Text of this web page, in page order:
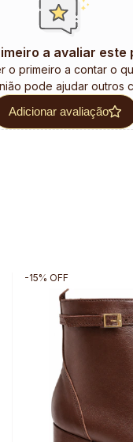
a avaliar este
o primeiro a contar o
pode ajudar outros
Adicionar avaliação
-15% OFF